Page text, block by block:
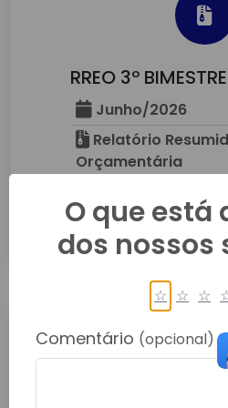
RREO 3º
Junho/2026
Relatório
Orçamentária
O que está
dos nossos
☆ ☆ ☆
Comentário (opcional)